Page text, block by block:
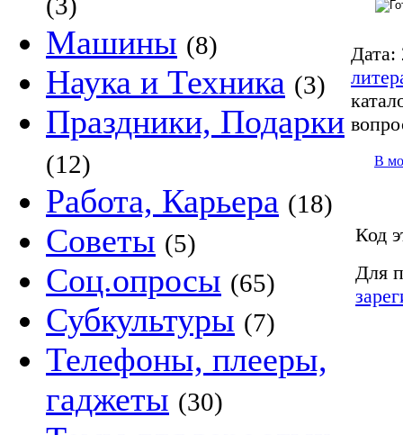
Машины (8)
Наука и Техника (3)
Праздники, Подарки
(12)
Работа, Карьера (18)
Советы (5)
Соц.опросы (65)
Субкультуры (7)
Телефоны, плееры,
гаджеты (30)
Дата:
В
Код
Для